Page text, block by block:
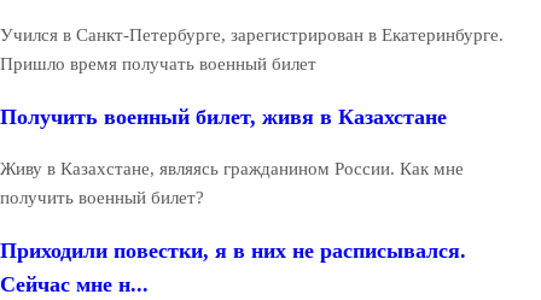
Учился в Санкт-Петербурге, зарегистрирован в Екатеринбурге.
Пришло время получать военный билет
Получить военный билет, живя в Казахстане
Живу в Казахстане, являясь гражданином России. Как мне
получить военный билет?
Приходили повестки, я в них не расписывался.
Сейчас мне н...